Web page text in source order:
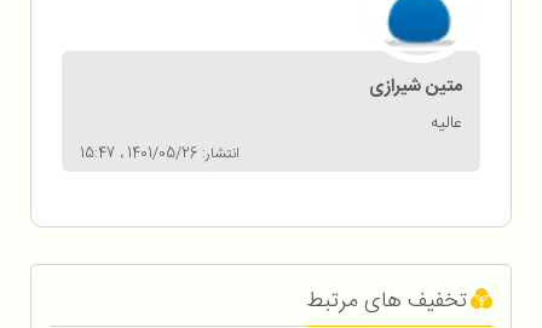
متین شیرازی
انتشار: 1401/05/26 ، 15:47
عالیه
تخفیف های مرتبط